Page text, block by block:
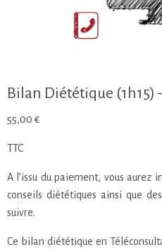
Bilan Diététique (1h15)
55,00 €
TTC
A l’issu du paiement, vous aurez
conseils diététiques ainsi que
suivre.
Ce bilan diététique en